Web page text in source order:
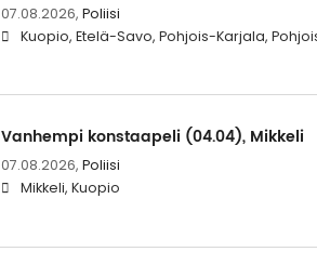
07.08.2026, Poliisi
Kuopio, Etelä-Savo, Pohjois-Karjala,
Vanhempi konstaapeli (04.04), Mikkeli
07.08.2026, Poliisi
Mikkeli, Kuopio